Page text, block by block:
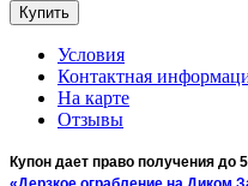
Условия
Контактная
На карте
Отзывы
Купон дает право получения до